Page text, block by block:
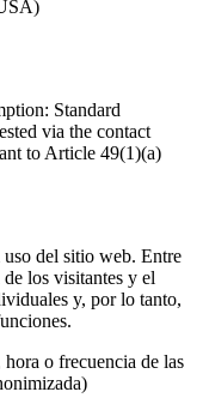
Standard
via the contact
to Article 49(1)(a)
del sitio web. Entre
los visitantes y el
y, por lo tanto,
o frecuencia de las